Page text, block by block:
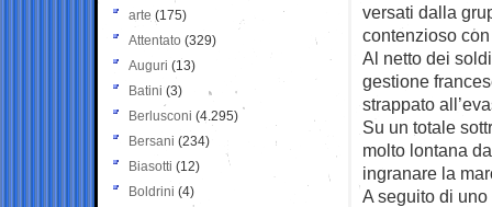
versati dalla
contenzioso
Al netto dei
gestione
strappato
Su un totale
molto lontana
ingranare la
A seguito di
arte (175)
Attentato (329)
Auguri (13)
Batini (3)
Berlusconi (4.295)
Bersani (234)
Biasotti (12)
Boldrini (4)